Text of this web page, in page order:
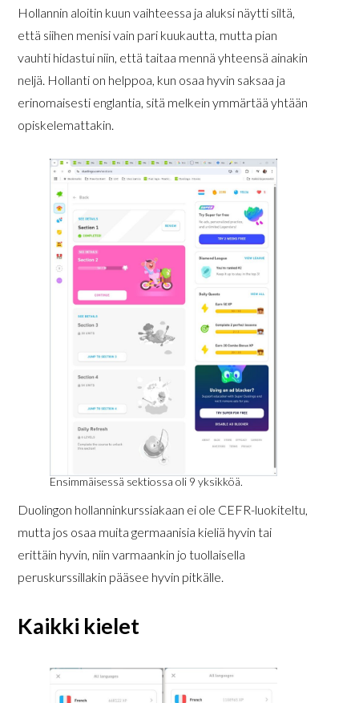
Hollannin aloitin kuun vaihteessa ja aluksi näytti siltä,
että siihen menisi vain pari kuukautta, mutta pian
vauhti hidastui niin, että taitaa mennä yhteensä ainakin
neljä. Hollanti on helppoa, kun osaa hyvin saksaa ja
erinomaisesti englantia, sitä melkein ymmärtää yhtään
opiskelemattakin.
Ensimmäisessä sektiossa oli 9 yksikköä.
Duolingon hollanninkurssiakaan ei ole CEFR-luokiteltu,
mutta jos osaa muita germaanisia kieliä hyvin tai
erittäin hyvin, niin varmaankin jo tuollaisella
peruskurssillakin pääsee hyvin pitkälle.
Kaikki kielet